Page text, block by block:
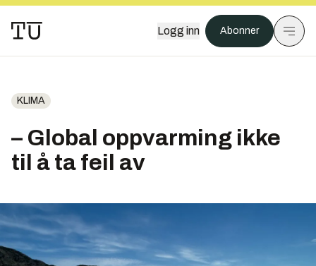
Logg inn Abonner
KLIMA
– Global oppvarming ikke
til å ta feil av